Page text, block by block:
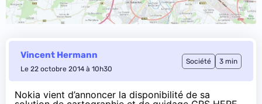
Vincent Hermann
Le 22 octobre 2014 à 10h30
Société 3 min
Nokia vient d’annoncer la disponibilité de sa